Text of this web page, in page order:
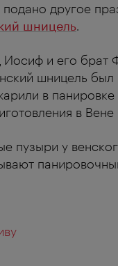
другое
шницель.
и его брат
шницель
в
в
пузыри у